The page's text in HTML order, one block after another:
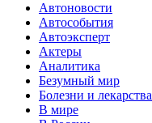
Автоновости
Автособытия
Автоэксперт
Актеры
Аналитика
Безумный мир
Болезни и лекарства
В мире